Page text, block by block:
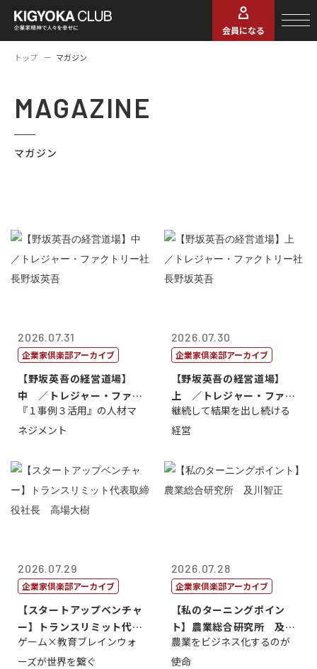
会員になる
トップ マガジン
MAGAZINE
マガジン
2026.07.31
企業家倶楽部アーカイブ
【野坂英吾の経営道場】
中 ／トレジャー・ファク
トリー社長野坂...
『１事例３活用』の人材マ
ネジメント
2026.07.30
企業家倶楽部アーカイブ
【野坂英吾の経営道場】
上 ／トレジャー・ファク
トリー社長野坂...
継続して結果を出し続ける
経営
2026.07.29
企業家倶楽部アーカイブ
【スタートアップベンチャ
ー】トランスリミット代表
取締役社長 ...
ゲーム×教育ブレインウォ
ーズが世界を繋ぐ
2026.07.28
企業家倶楽部アーカイブ
【私のターニングポイン
ト】農業総合研究所 及川
智正
農業をビジネス化するのが
使命